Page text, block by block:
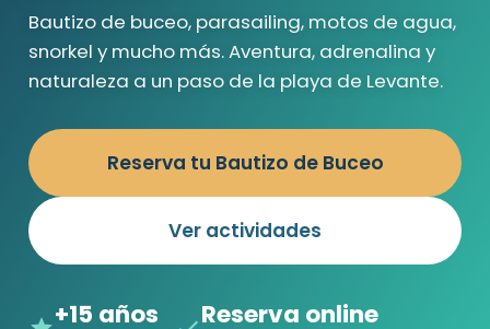
Bautizo de buceo, parasailing, motos de agua,
snorkel y mucho más. Aventura, adrenalina y
naturaleza a un paso de la playa de Levante.
Reserva tu Bautizo de Buceo
Ver actividades
+15 años Reserva online